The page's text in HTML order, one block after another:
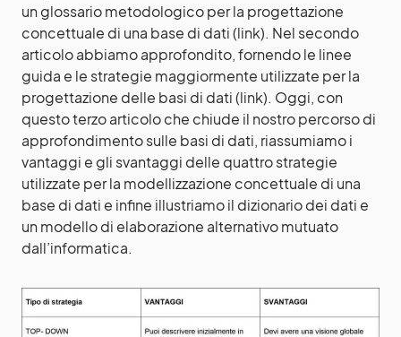
un glossario metodologico per la progettazione
concettuale di una base di dati(link). Nel secondo
articolo abbiamo approfondito, fornendo le linee
guida e le strategie maggiormente utilizzate per la
progettazione delle basi di dati(link). Oggi, con
questo terzo articolo che chiude il nostro percorso di
approfondimento sulle basi di dati, riassumiamo i
vantaggi e gli svantaggi delle quattro strategie
utilizzate per la modellizzazione concettuale di una
base di dati e infine illustriamo il dizionario dei dati e
un modello di elaborazione alternativo mutuato
dall’informatica.